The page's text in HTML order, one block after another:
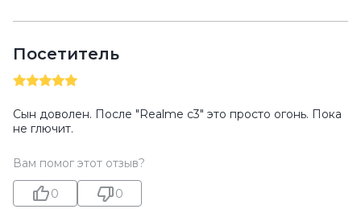
Посетитель
Сын доволен. После "Realme c3" это просто огонь. Пока
не глючит.
Вам помог этот отзыв?
0 0